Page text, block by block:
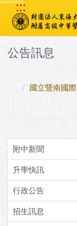
跳到主要內容區塊
:::
公告訊息
國立暨南國
附中新聞
升學快訊
行政公告
招生訊息